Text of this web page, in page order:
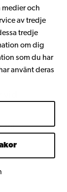
och
av tredje
tredje
om dig
som du har
använt deras